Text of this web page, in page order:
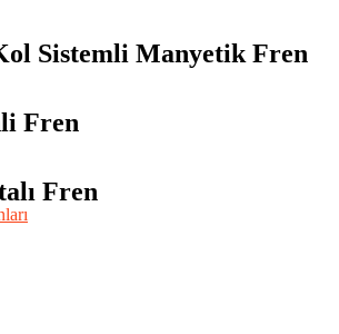
Sistemli Manyetik Fren
Fren
Fren